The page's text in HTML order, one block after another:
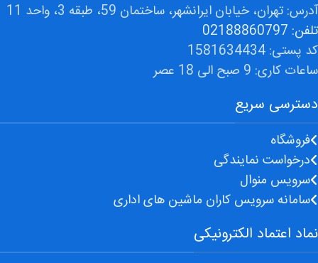
نماد اعتماد الکترونیکی
دسترسی سریع
فروشگاه
درخواست نمایندگی
سرویس منوال
سامانه سرویس کاران ماشین های اداری
آدرس: تهران، خیابان ایرانشهر، ساختمان 59، طبقه 3، واحد 11
تلفن: 02188860797
کد پستی: 1581634434
ساعات کاری: 9 صبح الی 18 عصر